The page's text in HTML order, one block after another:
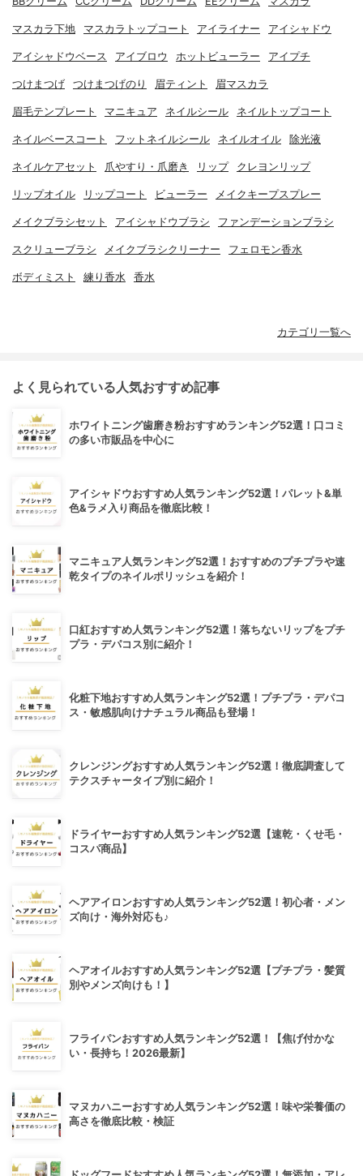
マスカラ下地 マスカラトップコート アイライナー アイシャドウ
アイシャドウベース アイブロウ ホットビューラー アイプチ
つけまつげ つけまつげのり 眉ティント 眉マスカラ
眉毛テンプレート マニキュア ネイルシール ネイルトップコート
ネイルベースコート フットネイルシール ネイルオイル 除光液
ネイルケアセット 爪やすり・爪磨き リップ クレヨンリップ
リップオイル リップコート ビューラー メイクキープスプレー
メイクブラシセット アイシャドウブラシ ファンデーションブラシ
スクリューブラシ メイクブラシクリーナー フェロモン香水
ボディミスト 練り香水 香水
カテゴリ一覧へ
よく見られている人気おすすめ記事
ホワイトニング歯磨き粉おすすめランキング52選！口コミ
の多い市販品を中心に
アイシャドウおすすめ人気ランキング52選！パレット&単
色&ラメ入り商品を徹底比較！
マニキュア人気ランキング52選！おすすめのプチプラや速
乾タイプのネイルポリッシュを紹介！
口紅おすすめ人気ランキング52選！落ちないリップをプチ
プラ・デパコス別に紹介！
化粧下地おすすめ人気ランキング52選！プチプラ・デパコ
ス・敏感肌向けナチュラル商品も登場！
クレンジングおすすめ人気ランキング52選！徹底調査して
テクスチャータイプ別に紹介！
ドライヤーおすすめ人気ランキング52選【速乾・くせ毛・
コスパ商品】
ヘアアイロンおすすめ人気ランキング52選！初心者・メン
ズ向け・海外対応も♪
ヘアオイルおすすめ人気ランキング52選【プチプラ・髪質
別やメンズ向けも！】
フライパンおすすめ人気ランキング52選！【焦げ付かな
い・長持ち！2026最新】
マヌカハニーおすすめ人気ランキング52選！味や栄養価の
高さを徹底比較・検証